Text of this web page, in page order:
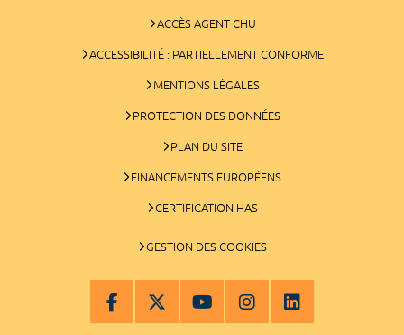
ACCÈS AGENT CHU
ACCESSIBILITÉ : PARTIELLEMENT CONFORME
MENTIONS LÉGALES
PROTECTION DES DONNÉES
PLAN DU SITE
FINANCEMENTS EUROPÉENS
CERTIFICATION HAS
GESTION DES COOKIES